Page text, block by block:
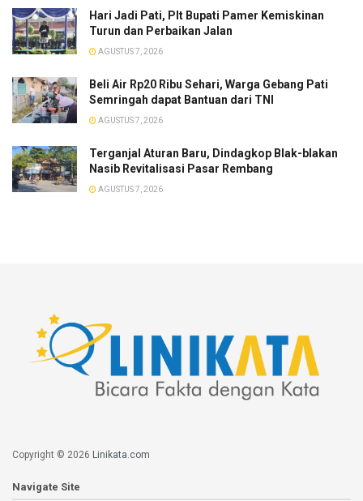
​Hari Jadi Pati, Plt Bupati Pamer Kemiskinan
Turun dan Perbaikan Jalan
AGUSTUS 7, 2026
Beli Air Rp20 Ribu Sehari, Warga Gebang Pati
Semringah dapat Bantuan dari TNI
AGUSTUS 7, 2026
Terganjal Aturan Baru, Dindagkop Blak-blakan
Nasib Revitalisasi Pasar Rembang
AGUSTUS 7, 2026
Copyright © 2026 Linikata.com
Navigate Site